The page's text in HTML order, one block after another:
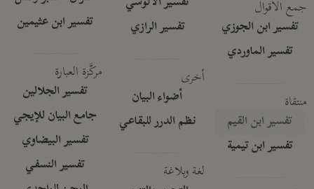
جمع الأقوال
تفسير ابن الجوزي
تفسير الماوردي
منتقاة
تفسير ابن القيم
تفسير ابن تيمية
تفسير الرازي
أخرى
أضواء البيان
نظم الدرر للبقاعي
لغة وبلاغة
تفسير ابن عثيمين
مركَّزة العبارة
تفسير الجلالين
جامع البيان للإيجي
تفسير البيضاوي
تفسير النسفي